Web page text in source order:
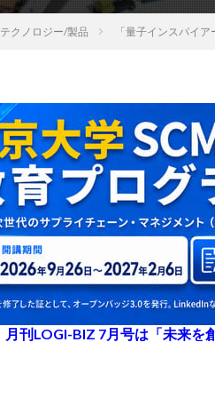
テクノロジー/製品 「量子インスパイ
月刊LOGI-BIZ 7月号は「未来を